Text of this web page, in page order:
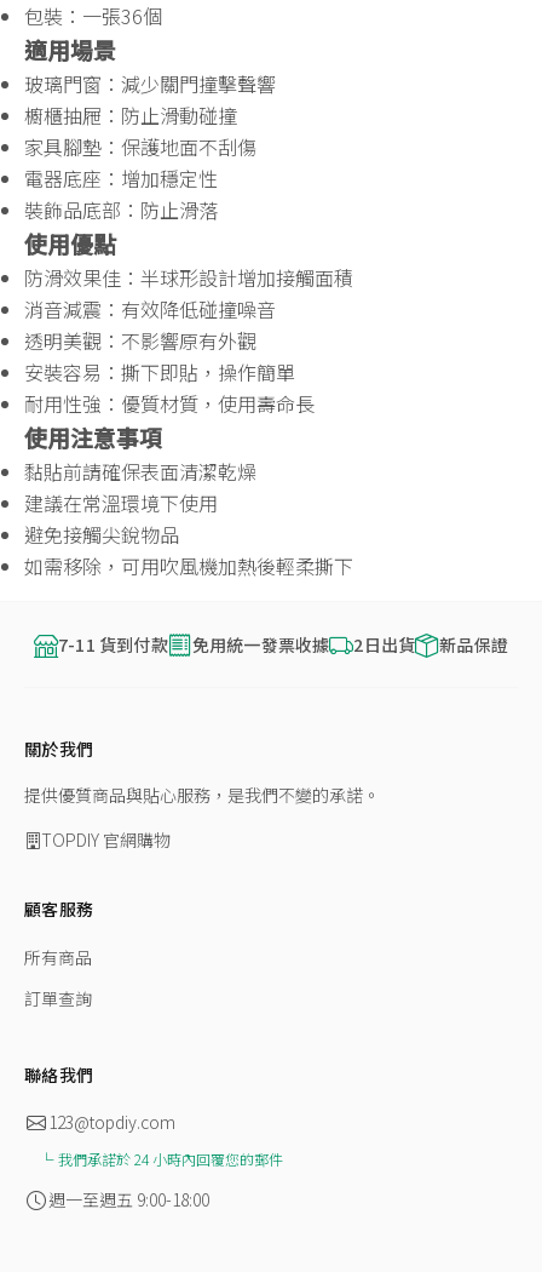
包裝：一張36個
適用場景
玻璃門窗：減少關門撞擊聲響
櫥櫃抽屜：防止滑動碰撞
家具腳墊：保護地面不刮傷
電器底座：增加穩定性
裝飾品底部：防止滑落
使用優點
防滑效果佳：半球形設計增加接觸面積
消音減震：有效降低碰撞噪音
透明美觀：不影響原有外觀
安裝容易：撕下即貼，操作簡單
耐用性強：優質材質，使用壽命長
使用注意事項
黏貼前請確保表面清潔乾燥
建議在常溫環境下使用
避免接觸尖銳物品
如需移除，可用吹風機加熱後輕柔撕下
7-11 貨到付款 免用統一發票收據 2日出貨 新品保證
關於我們
提供優質商品與貼心服務，是我們不變的承諾。
TOPDIY 官網購物
顧客服務
所有商品
訂單查詢
聯絡我們
123@topdiy.com
我們承諾於 24 小時內回覆您的郵件
週一至週五 9:00-18:00